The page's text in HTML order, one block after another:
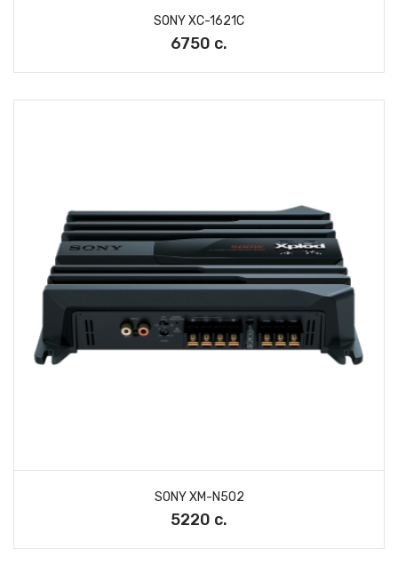
SONY XC-1621C
6750 с.
SONY XM-N502
5220 с.